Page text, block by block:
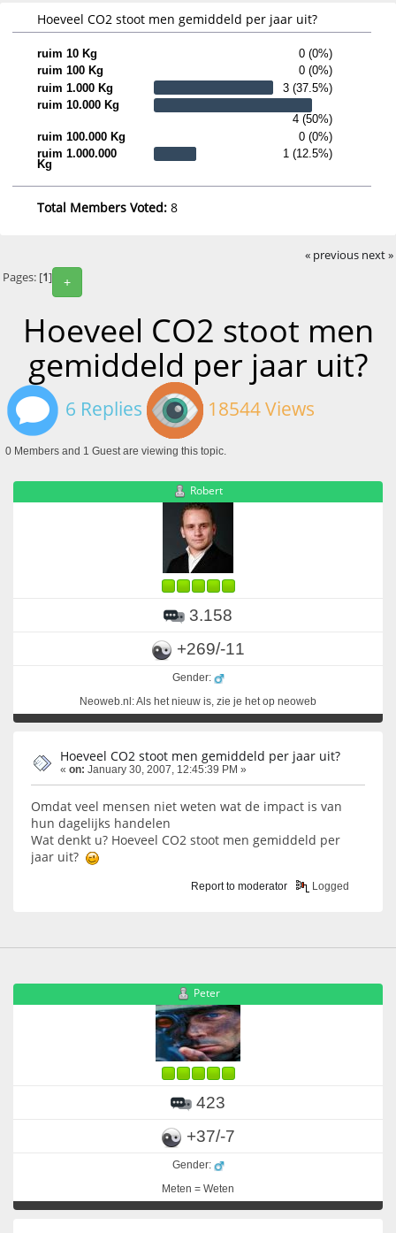
Hoeveel CO2 stoot men gemiddeld per jaar uit?
ruim 10 Kg
0 (0%)
ruim 100 Kg
0 (0%)
ruim 1.000 Kg
3 (37.5%)
ruim 10.000 Kg
4 (50%)
ruim 100.000 Kg
0 (0%)
ruim 1.000.000
Kg
1 (12.5%)
Total Members Voted: 8
« previous next »
+
Pages: [1]
Hoeveel CO2 stoot men
gemiddeld per jaar uit?
6 Replies 18544 Views
0 Members and 1 Guest are viewing this topic.
Robert
3.158
+269/-11
Gender:
Neoweb.nl: Als het nieuw is, zie je het op neoweb
Hoeveel CO2 stoot men gemiddeld per jaar uit?
« on: January 30, 2007, 12:45:39 PM »
Omdat veel mensen niet weten wat de impact is van
hun dagelijks handelen
Wat denkt u? Hoeveel CO2 stoot men gemiddeld per
jaar uit?
Report to moderator Logged
Peter
423
+37/-7
Gender:
Meten = Weten